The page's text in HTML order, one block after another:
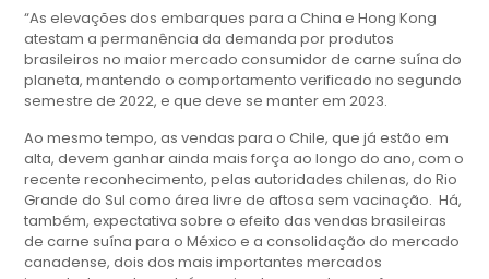
“As elevações dos embarques para a China e Hong Kong
atestam a permanência da demanda por produtos
brasileiros no maior mercado consumidor de carne suína do
planeta, mantendo o comportamento verificado no segundo
semestre de 2022, e que deve se manter em 2023.
Ao mesmo tempo, as vendas para o Chile, que já estão em
alta, devem ganhar ainda mais força ao longo do ano, com o
recente reconhecimento, pelas autoridades chilenas, do Rio
Grande do Sul como área livre de aftosa sem vacinação. Há,
também, expectativa sobre o efeito das vendas brasileiras
de carne suína para o México e a consolidação do mercado
canadense, dois dos mais importantes mercados